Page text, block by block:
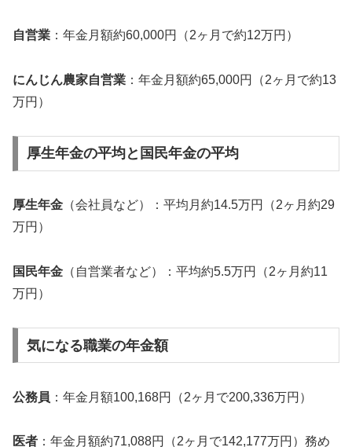
自営業 ：年金月額約60,000円（2ヶ月で約12万円）
にんじん農家自営業 ：年金月額約65,000円（2ヶ月で約13
万円）
厚生年金の平均と国民年金の平均
厚生年金 （会社員など）：平均月約14.5万円（2ヶ月約29
万円）
国民年金 （自営業者など）：平均約5.5万円（2ヶ月約11
万円）
気になる職業の年金額
公務員 ：年金月額100,168円（2ヶ月で200,336万円）
医者 ：年金月額約71,088円（2ヶ月で142,177万円）務め